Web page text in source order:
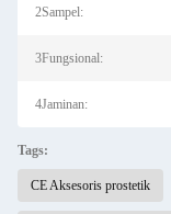
2Sampel:
3Fungsional:
4Jaminan:
Tags:
CE Aksesoris prostetik